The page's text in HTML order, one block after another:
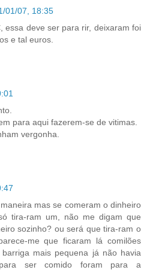
01/07, 18:35
essa deve ser para rir, deixaram foi
e tal euros.
para aqui fazerem-se de vitimas.
vergonha.
mas se comeram o dinheiro
tira-ram um, não me digam que
sozinho? ou será que tira-ram o
me que ficaram lá comilões
mais pequena já não havia
ser comido foram para a